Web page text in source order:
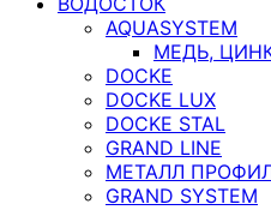
AQUASYSTEM
МЕДЬ,
DOCKE
DOCKE LUX
DOCKE STAL
GRAND LINE
МЕТАЛЛ
GRAND SYSTEM